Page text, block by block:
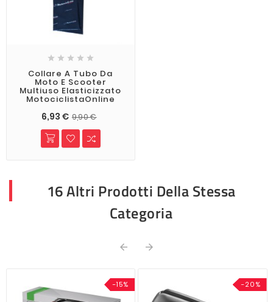
    
Collare A Tubo Da
Moto E Scooter
Multiuso Elasticizzato
MotociclistaOnline
6,93 € 9,90 €
16 Altri Prodotti Della Stessa
Categoria
 
-15% -20%